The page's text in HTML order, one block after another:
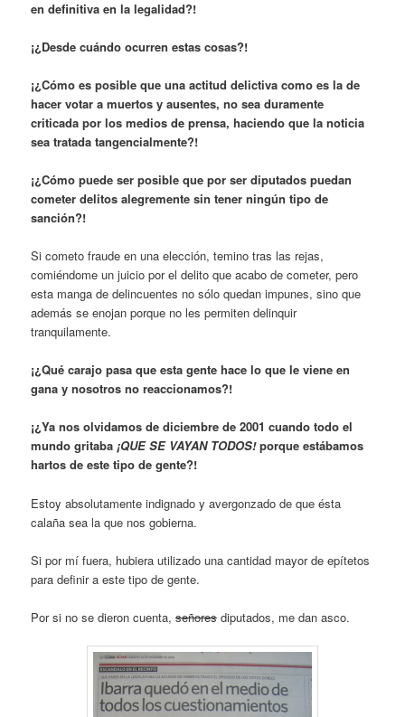
en definitiva en la legalidad?!
¡¿Desde cuándo ocurren estas cosas?!
¡¿Cómo es posible que una actitud delictiva como es la de
hacer votar a muertos y ausentes, no sea duramente
criticada por los medios de prensa, haciendo que la noticia
sea tratada tangencialmente?!
¡¿Cómo puede ser posible que por ser diputados puedan
cometer delitos alegremente sin tener ningún tipo de
sanción?!
Si cometo fraude en una elección, temino tras las rejas,
comiéndome un juicio por el delito que acabo de cometer, pero
esta manga de delincuentes no sólo quedan impunes, sino que
además se enojan porque no les permiten delinquir
tranquilamente.
¡¿Qué carajo pasa que esta gente hace lo que le viene en
gana y nosotros no reaccionamos?!
¡¿Ya nos olvidamos de diciembre de 2001 cuando todo el
mundo gritaba¡QUE SE VAYAN TODOS!porque estábamos
hartos de este tipo de gente?!
Estoy absolutamente indignado y avergonzado de que ésta
calaña sea la que nos gobierna.
Si por mí fuera, hubiera utilizado una cantidad mayor de epítetos
para definir a este tipo de gente.
Por si no se dieron cuenta,señores diputados, me dan asco.